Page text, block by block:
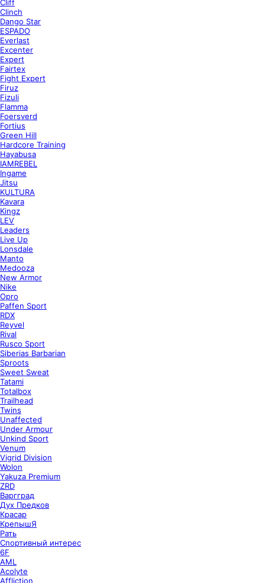
Cliff
Clinch
Dango Star
ESPADO
Everlast
Excenter
Expert
Fairtex
Fight Expert
Firuz
Fizuli
Flamma
Foersverd
Fortius
Green Hill
Hardcore Training
Hayabusa
IAMREBEL
Ingame
Jitsu
KULTURA
Kavara
Kingz
LEV
Leaders
Live Up
Lonsdale
Manto
Medooza
New Armor
Nike
Opro
Paffen Sport
RDX
Reyvel
Rival
Rusco Sport
Siberias Barbarian
Sproots
Sweet Sweat
Tatami
Totalbox
Trailhead
Twins
Unaffected
Under Armour
Unkind Sport
Venum
Vigrid Division
Wolon
Yakuza Premium
ZRD
Варгград
Дух Предков
Красар
КрепышЯ
Рать
Спортивный интерес
6F
AML
Acolyte
Affliction